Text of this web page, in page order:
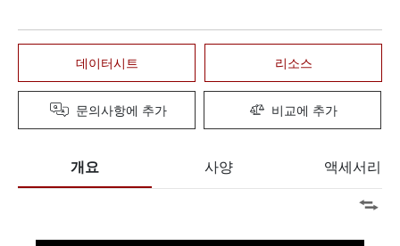
데이터시트 리소스
문의사항에 추가 비교에 추가
개요 사양 액세서리